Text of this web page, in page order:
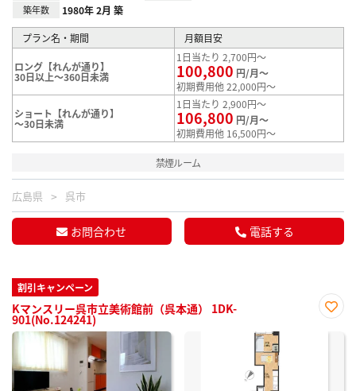
築年数 1980年 2月 築
プラン名・期間 月額目安
ロング【れんが通り】
30日以上～360日未満
1日当たり 2,700円～
100,800 円/月～
初期費用他 22,000円～
ショート【れんが通り】
～30日未満
1日当たり 2,900円～
106,800 円/月～
初期費用他 16,500円～
禁煙ルーム
広島県 呉市
お問合わせ 電話する
割引キャンペーン
Kマンスリー呉市立美術館前（呉本通） 1DK-
901(No.124241)
に入